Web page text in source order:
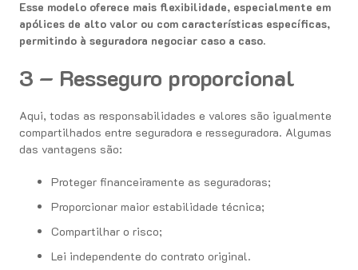
Esse modelo oferece mais flexibilidade, especialmente em
apólices de alto valor ou com características específicas,
permitindo à seguradora negociar caso a caso.
3 – Resseguro proporcional
Aqui, todas as responsabilidades e valores são igualmente
compartilhados entre seguradora e resseguradora. Algumas
das vantagens são:
Proteger financeiramente as seguradoras;
Proporcionar maior estabilidade técnica;
Compartilhar o risco;
Lei independente do contrato original.